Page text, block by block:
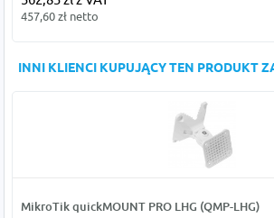
457,60 zł netto
INNI KLIENCI KUPUJĄCY TEN PRODUKT
MikroTik quickMOUNT PRO LHG (QMP-LHG)